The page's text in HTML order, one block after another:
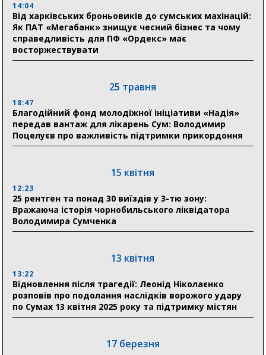
18:54
Романько розширює програму відпочинку дітей із
прифронтової Сумщини: перша група оздоровилася
в Австрії
Ніколаєнко: у Сумах погодили 115 компенсацій на
відновлення житла майже на 6,6 млн грн
31 липня
Сумщини пояснив, як отримати допомогу на зиму
17:52
«Укрексімбанк» припиняє виплату пенсій: у
Пенсійному фонді Сумщини пояснили, що робити
людям
відзнаки «Почесного громадянина міста Суми»
30 липня
Сумська клінічна лікарня Святого Пантелеймона
14:04
Від харківських броньовиків до сумських махінацій:
Як ПАТ «Мегабанк» знищує чесний бізнес та чому
справедливість для ПФ «Ордекс» має
восторжествувати
25 травня
18:47
Благодійний фонд молодіжної ініціативи «Надія»
передав вантаж для лікарень Сум: Володимир
Поцелуєв про важливість підтримки прикордоння
15 квітня
12:23
25 рентген та понад 30 виїздів у 3-тю зону:
Вражаюча історія чорнобильського ліквідатора
Володимира Сумченка
13 квітня
13:22
Відновлення після трагедії: Леонід Ніколаєнко
розповів про подолання наслідків ворожого удару
по Сумах 13 квітня 2025 року та підтримку містян
17 березня